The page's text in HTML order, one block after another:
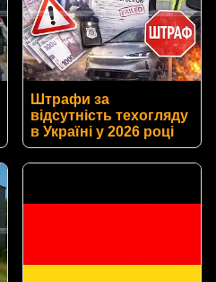
Штрафи за
відсутність техогляду
в Україні у 2026 році